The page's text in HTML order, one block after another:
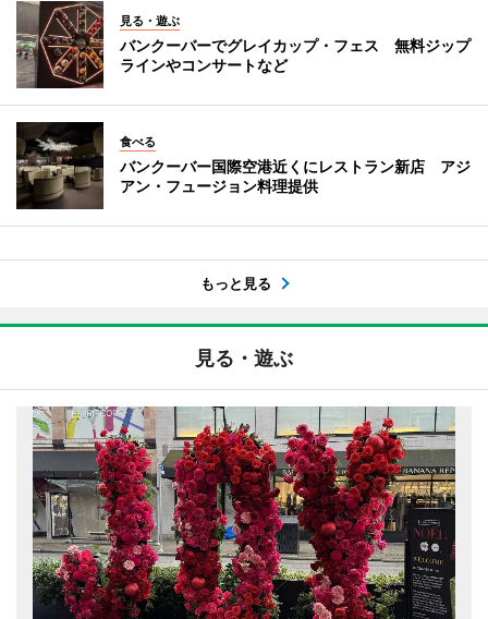
見る・遊ぶ
バンクーバーでグレイカップ・フェス 無料ジップ
ラインやコンサートなど
食べる
バンクーバー国際空港近くにレストラン新店 アジ
アン・フュージョン料理提供
もっと見る
見る・遊ぶ